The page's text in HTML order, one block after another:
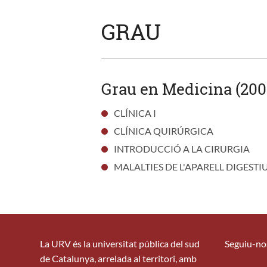
GRAU
Grau en Medicina
CLÍNICA I
CLÍNICA QUIRÚRGICA
INTRODUCCIÓ A LA CIRURGIA
MALALTIES DE L'APARELL
La URV és la universitat pública del sud
de Catalunya, arrelada al territori, amb
Seguiu-